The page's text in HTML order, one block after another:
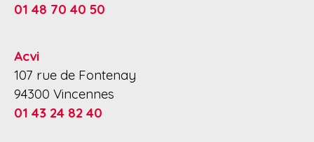
01 48 70 40 50
Acvi
107 rue de Fontenay
94300 Vincennes
01 43 24 82 40